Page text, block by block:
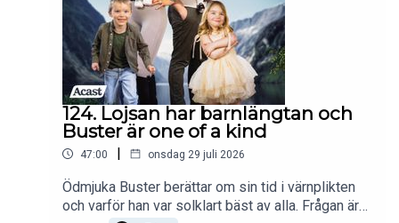
124. Lojsan har barnlängtan och
Buster är one of a kind
47:00 | onsdag 29 juli 2026
Ödmjuka Buster berättar om sin tid i värnplikten
och varför han var solklart bäst av alla. Frågan är